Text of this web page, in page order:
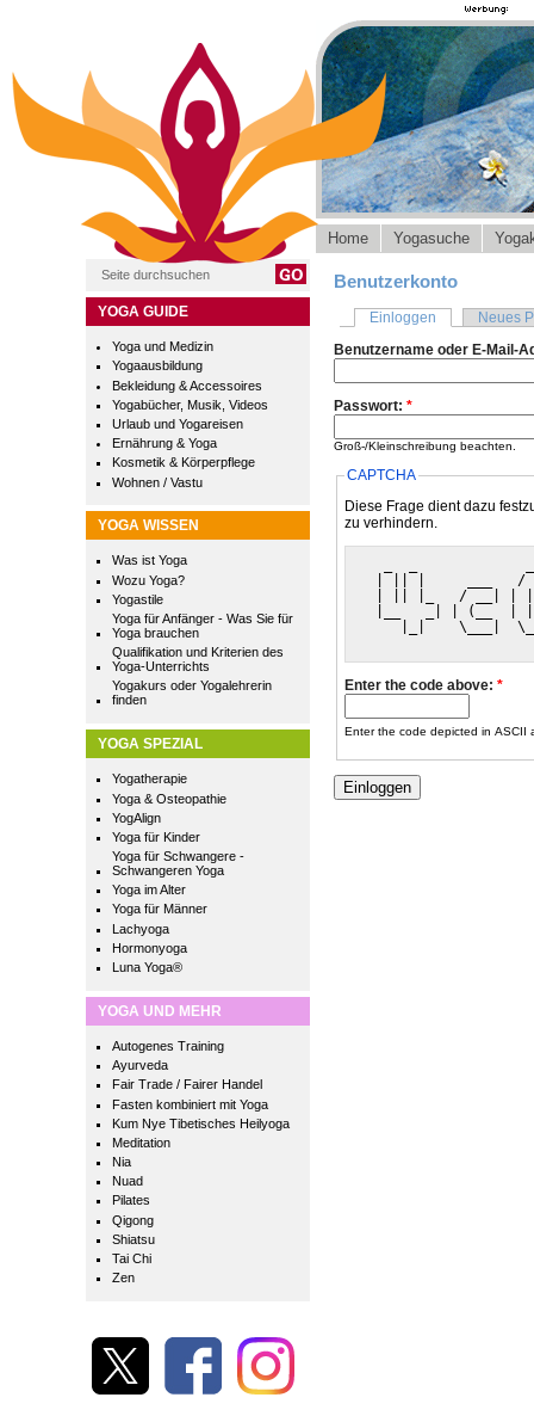
YOGA GUIDE
Yoga und Medizin
Yogaausbildung
Bekleidung & Accessoires
Yogabücher, Musik, Videos
Urlaub und Yogareisen
Ernährung & Yoga
Kosmetik & Körperpflege
Wohnen / Vastu
YOGA WISSEN
Was ist Yoga
Wozu Yoga?
Yogastile
Yoga für Anfänger - Was Sie für
Yoga brauchen
Qualifikation und Kriterien des
Yoga-Unterrichts
Yogakurs oder Yogalehrerin
finden
YOGA SPEZIAL
Yogatherapie
Yoga & Osteopathie
YogAlign
Yoga für Kinder
Yoga für Schwangere -
Schwangeren Yoga
Yoga im Alter
Yoga für Männer
Lachyoga
Hormonyoga
Luna Yoga®
YOGA UND MEHR
Autogenes Training
Ayurveda
Fair Trade / Fairer Handel
Fasten kombiniert mit Yoga
Kum Nye Tibetisches Heilyoga
Meditation
Nia
Nuad
Pilates
Qigong
Shiatsu
Tai Chi
Zen
Home Yogasuche
Benutzerkonto
Einloggen
Neues
Benutzername oder E-Mail-
Passwort: *
Groß-/Kleinschreibung beachten.
CAPTCHA
Diese Frage dient dazu
zu verhindern.
| || |     ___   /
| || |_   / __| |
|__   _| | (__  |
|_|    \___|
Enter the code above: *
Enter the code depicted in ASCII